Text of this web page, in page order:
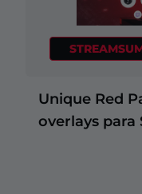
Unique Red
overlays para